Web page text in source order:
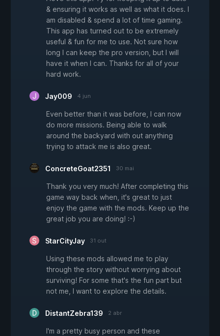
& ensuring it works as well as what it does. I
am disabled & spend a lot of time gaming.
This app has turned out to be extremely
useful & fun for me to use. Not sure how
long I can keep the pro version, but I will
have it when I can. Thanks for all of your
hard work.
Jay009 4 jun
Even better than it was before, I can now
do more missions. Being able to walk
around the backyard with out anything
trying to attack me is also great.
ConcreteGoat2351 30 mai
Thank you very much! After completing this
game way back when, it's great to just
enjoy the game with the mods. Keep up the
great job you are doing! :-)
StarCityJay 31 out
Using these mods allowed me to play
through the story without worrying about
surviving! For some that's the fun part but
not me, I want to explore the details.
DistantZebra139 2 abr
I'm a pretty busy person and these